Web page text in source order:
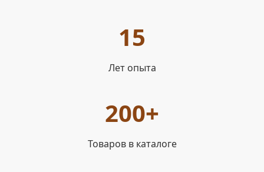
15
Лет опыта
200+
Товаров в каталоге